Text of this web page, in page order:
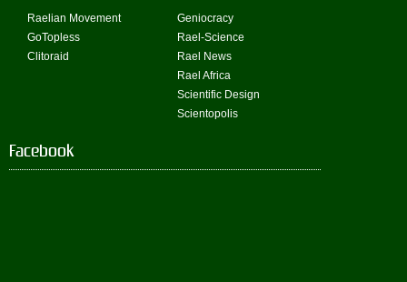
Raelian Movement
GoTopless
Clitoraid
Geniocracy
Rael-Science
Rael News
Rael Africa
Scientific Design
Scientopolis
Facebook